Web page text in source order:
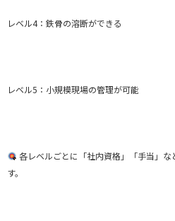
レベル4：鉄骨の溶断ができる
レベル5：小規模現場の管理が可能
各レベルごとに「社内資格」「手当」
す。